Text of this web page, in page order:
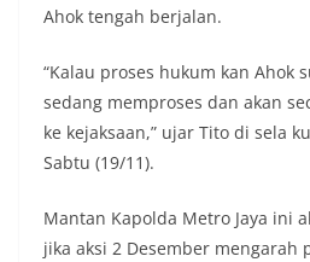
Ahok tengah berjalan.
“Kalau proses hukum kan Ahok
sedang memproses dan akan
ke kejaksaan,” ujar Tito di sela
Sabtu (19/11).
Mantan Kapolda Metro Jaya ini
jika aksi 2 Desember mengarah